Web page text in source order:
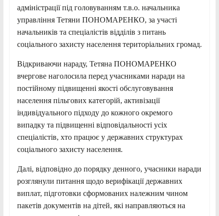
адміністрації під головуванням т.в.о. начальника
управління Тетяни ПОНОМАРЕНКО, за участі
начальників та спеціалістів відділів з питань
соціального захисту населення територіальних громад.
Відкриваючи нараду, Тетяна ПОНОМАРЕНКО
вчергове наголосила перед учасниками наради на
постійному підвищенні якості обслуговування
населення пільгових категорій, активізації
індивідуального підходу до кожного окремого
випадку та підвищенні відповідальності усіх
спеціалістів, хто працює у державних структурах
соціального захисту населення.
Далі, відповідно до порядку денного, учасники наради
розглянули питання щодо верифікації державних
виплат, підготовки сформованих належним чином
пакетів документів на дітей, які направляються на